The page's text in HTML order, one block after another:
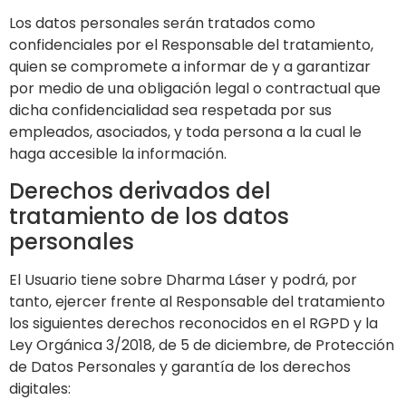
Los datos personales serán tratados como
confidenciales por el Responsable del tratamiento,
quien se compromete a informar de y a garantizar
por medio de una obligación legal o contractual que
dicha confidencialidad sea respetada por sus
empleados, asociados, y toda persona a la cual le
haga accesible la información.
Derechos derivados del
tratamiento de los datos
personales
El Usuario tiene sobre Dharma Lásery podrá, por
tanto, ejercer frente al Responsable del tratamiento
los siguientes derechos reconocidos en el RGPD y la
Ley Orgánica 3/2018, de 5 de diciembre, de Protección
de Datos Personales y garantía de los derechos
digitales: